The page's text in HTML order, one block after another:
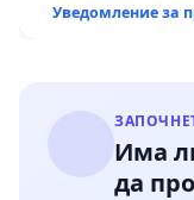
Мирово - к.к.
Уведомление за
Има
да